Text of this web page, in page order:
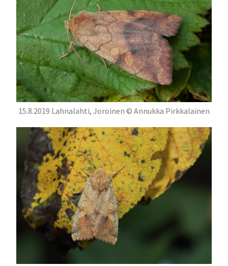
15.8.2019 Lahnalahti, Joroinen © Annukka Pirkkalainen